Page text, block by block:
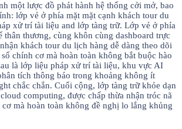
một lược đồ phát hành hệ thống cởi mở, bao
lớp vẻ ở phía mặt mặt cạnh khách tour du
xử trí tài liệu and lớp tàng trữ. Lớp vẻ ở phía
thân thương, cùng khôn cùng dashboard trực
khách tour du lịch hàng dễ dàng theo dõi
chính cơ mà hoàn toàn không bắt buộc hào
là lớp liệu pháp xử trí tài liệu, khu vực AI
tích thông báo trong khoảng không ít
chắc chắn. Cuối cộng, lớp tàng trữ khỏe dạn
computing, được chấp thừa nhận tróc nã
mà hoàn toàn không đề nghị lo lắng khủng